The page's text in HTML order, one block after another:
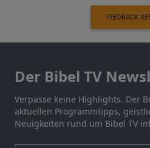
FEEDBACK
Der Bibel TV
Verpasse keine Highlights. Der
aktuellen Programmtipps,
Neuigkeiten rund um Bibel TV